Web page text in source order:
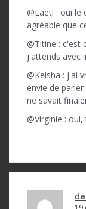
@Laeti : oui le
agréable que
@Titine : c'est
j'attends avec
@Keisha : j'ai
envie de
ne savait
@Virginie :